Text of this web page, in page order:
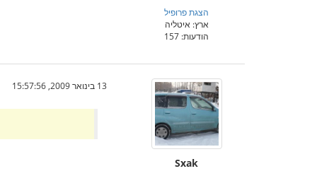
הצגת פרופיל
ארץ: איטליה
הודעות: 157
Sxak
13 בינואר 2009, 15:57:56